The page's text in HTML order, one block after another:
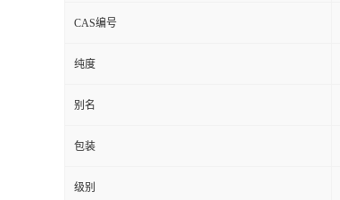
CAS编号
纯度
别名
包装
级别